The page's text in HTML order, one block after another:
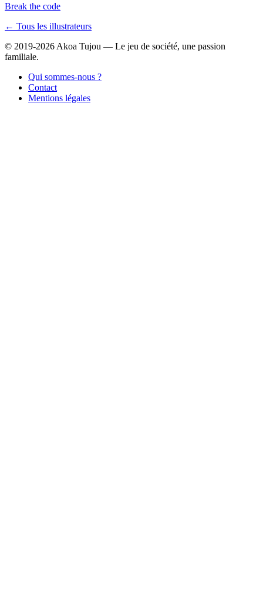
Break the code
← Tous les illustrateurs
© 2019-2026 Akoa Tujou — Le jeu de société, une passion
familiale.
Qui sommes-nous ?
Contact
Mentions légales